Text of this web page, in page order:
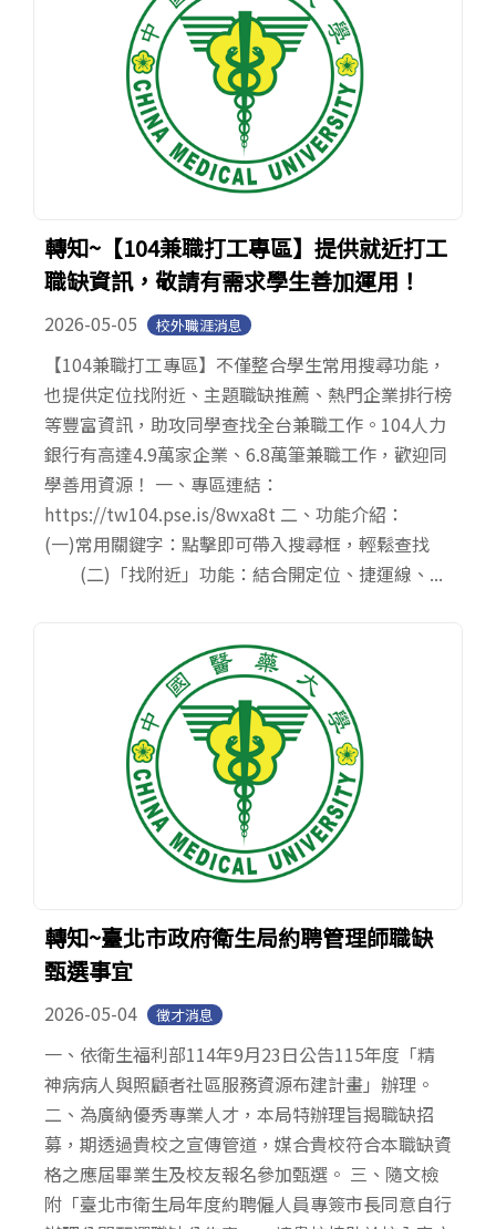
轉知~【104兼職打工專區】提供就近打工
職缺資訊，敬請有需求學生善加運用！
2026-05-05 校外職涯消息
【104兼職打工專區】不僅整合學生常用搜尋功能，
也提供定位找附近、主題職缺推薦、熱門企業排行榜
等豐富資訊，助攻同學查找全台兼職工作。104人力
銀行有高達4.9萬家企業、6.8萬筆兼職工作，歡迎同
學善用資源！ 一、專區連結：
https://tw104.pse.is/8wxa8t 二、功能介紹：
(一)常用關鍵字：點擊即可帶入搜尋框，輕鬆查找
(二)「找附近」功能：結合開定位、捷運線、...
轉知~臺北市政府衛生局約聘管理師職缺
甄選事宜
2026-05-04 徵才消息
一、依衛生福利部114年9月23日公告115年度「精
神病病人與照顧者社區服務資源布建計畫」辦理。
二、為廣納優秀專業人才，本局特辦理旨揭職缺招
募，期透過貴校之宣傳管道，媒合貴校符合本職缺資
格之應屆畢業生及校友報名參加甄選。 三、隨文檢
附「臺北市衛生局年度約聘僱人員專簽市長同意自行